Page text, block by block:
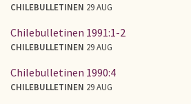
CHILEBULLETINEN 29 AUG
Chilebulletinen 1991:1-2
CHILEBULLETINEN 29 AUG
Chilebulletinen 1990:4
CHILEBULLETINEN 29 AUG